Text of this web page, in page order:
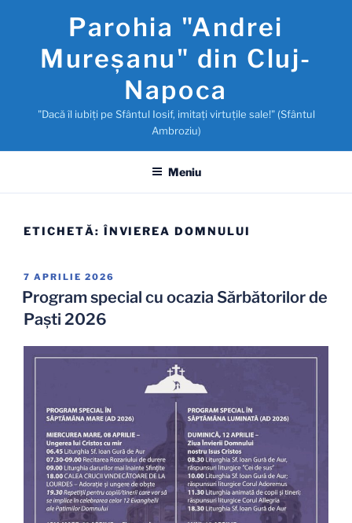
conținut
Parohia "Andrei
Mureşanu" din Cluj-
Napoca
"Dacă îl iubiţi pe Sfântul Iosif, imitaţi virtuţile sale!" (Sfântul
Ambroziu)
Meniu
ETICHETĂ:ÎNVIEREA DOMNULUI
PUBLICAT
PE
7 APRILIE 2026
Program special cu ocazia Sărbătorilor de
Paşti 2026